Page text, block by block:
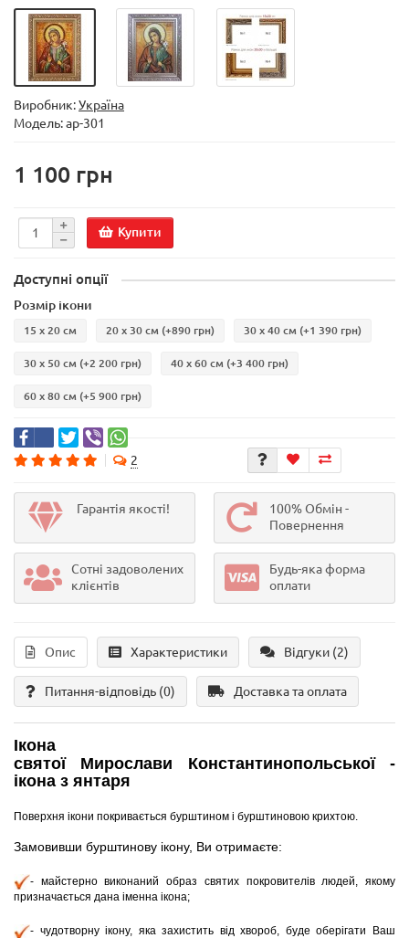
Виробник:Україна
Модель:ар-301
1 100 грн
Купити
Доступні опції
Розмір ікони
15 х 20 см 20 х 30 см (+890 грн) 30 х 40 см (+1 390 грн)
30 х 50 см (+2 200 грн) 40 х 60 см (+3 400 грн)
60 х 80 см (+5 900 грн)
2
Гарантія якості!
100% Обмін -
Повернення
Сотні задоволених
клієнтів
Будь-яка форма
оплати
Опис Характеристики Відгуки (2)
Питання-відповідь (0) Доставка та оплата
Ікона
святої Мирослави Константинопольської -
ікона з янтаря
Поверхня ікони покривається бурштином і бурштиновою крихтою.
Замовивши бурштинову ікону, Ви отримаєте:
- майстерно виконаний образ святих покровителів людей, якому
призначається дана іменна ікона;
- чудотворну ікону, яка захистить від хвороб, буде оберігати Ваш